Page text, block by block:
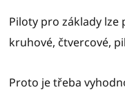
Piloty pro základy
kruhové, čtvercové,
Proto je třeba